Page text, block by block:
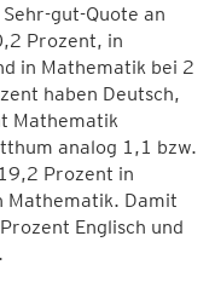
gut-Quote an
Prozent, in
in Mathematik bei 2
haben Deutsch,
Mathematik
analog 1,1 bzw.
Prozent in
Mathematik. Damit
Englisch und